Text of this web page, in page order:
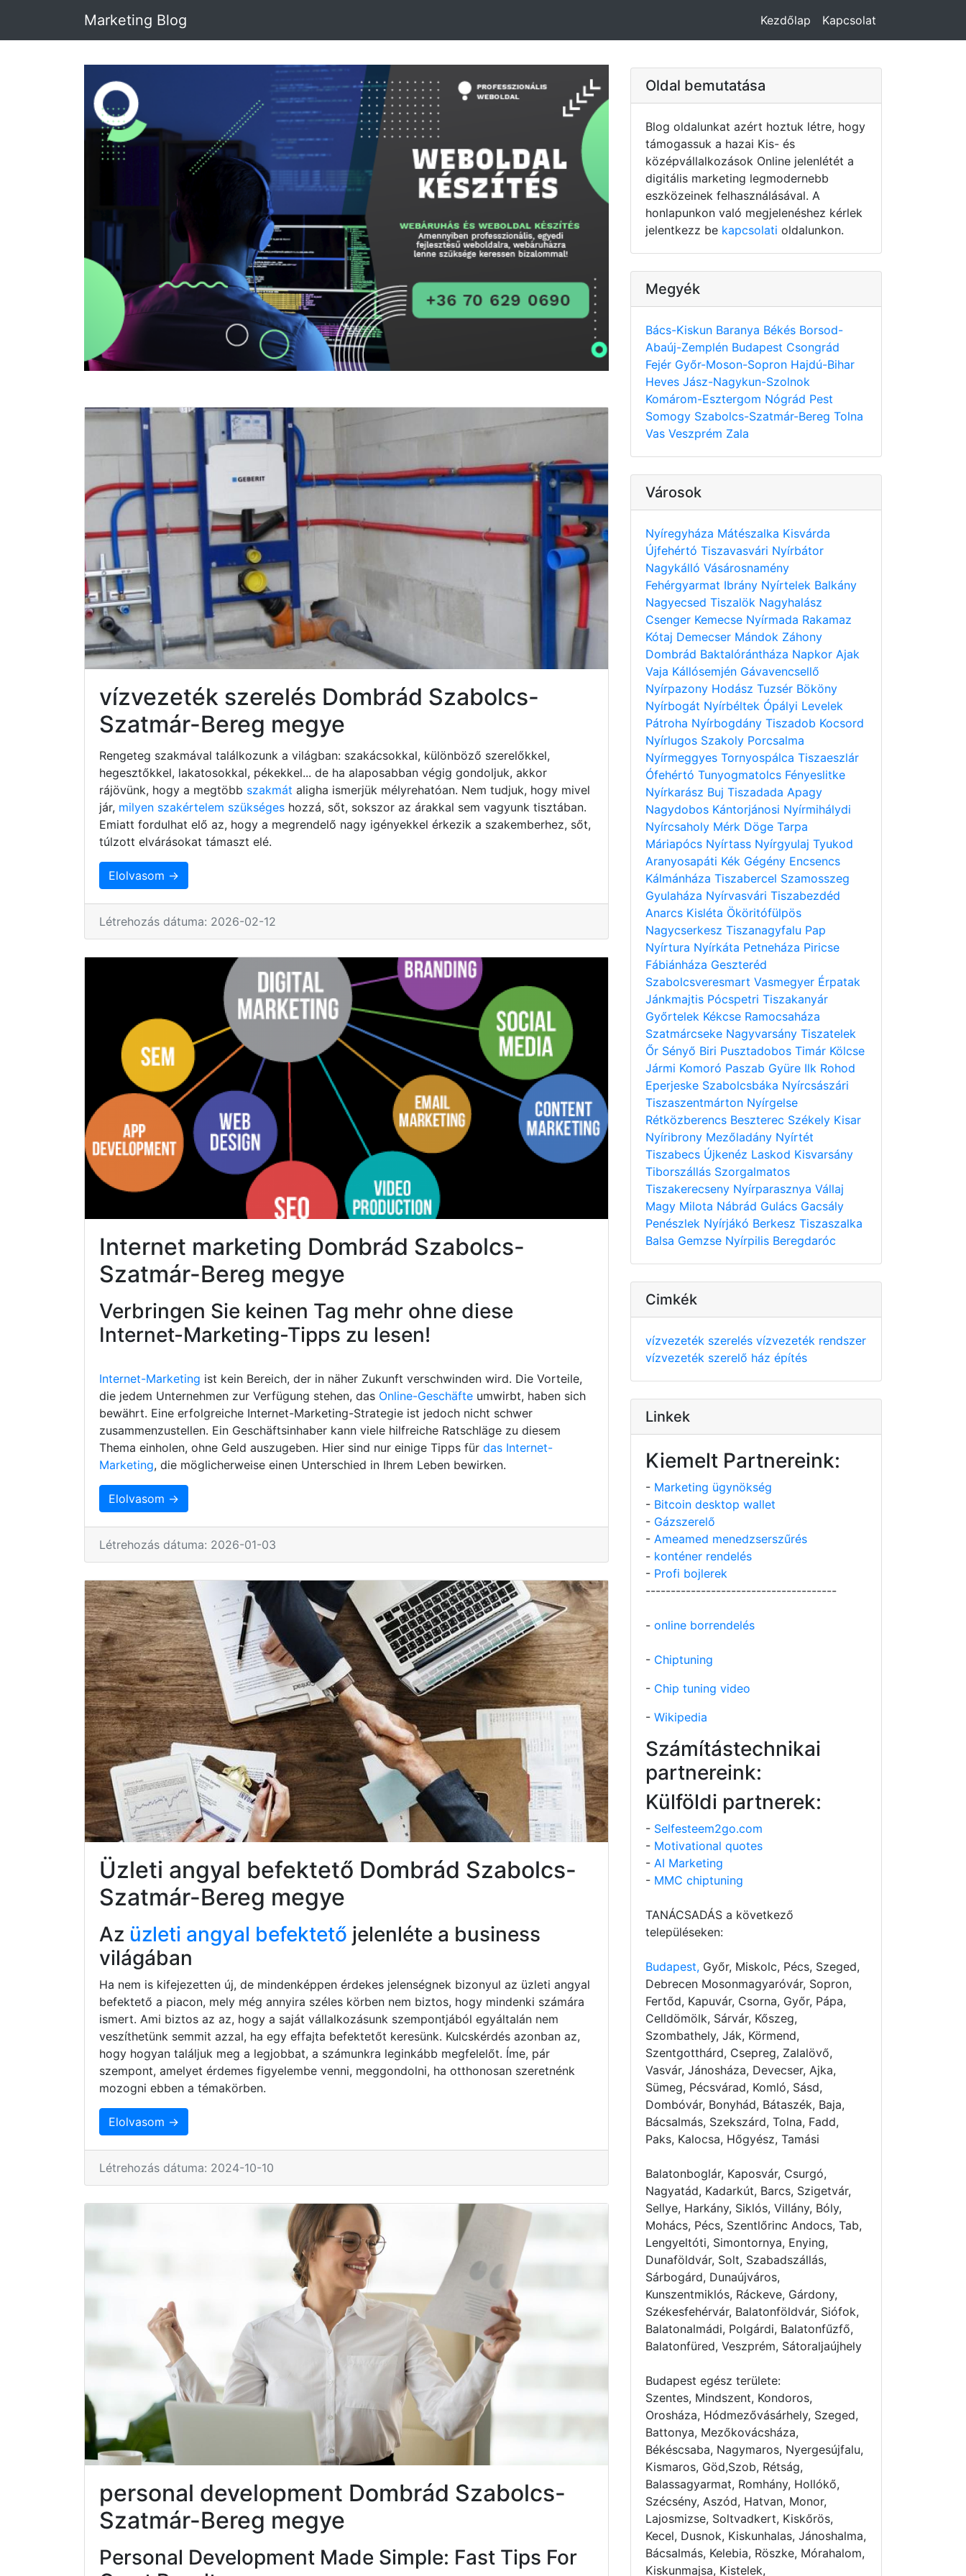
Marketing Blog Kezdőlap Kapcsolat
vízvezeték szerelés Dombrád Szabolcs-
Szatmár-Bereg megye
Rengeteg szakmával találkozunk a világban: szakácsokkal, különböző szerelőkkel,
hegesztőkkel, lakatosokkal, pékekkel... de ha alaposabban végig gondoljuk, akkor
rájövünk, hogy a megtöbb szakmát aligha ismerjük mélyrehatóan. Nem tudjuk, hogy mivel
jár, milyen szakértelem szükséges hozzá, sőt, sokszor az árakkal sem vagyunk tisztában.
Emiatt fordulhat elő az, hogy a megrendelő nagy igényekkel érkezik a szakemberhez, sőt,
túlzott elvárásokat támaszt elé.
Elolvasom →
Létrehozás dátuma: 2026-02-12
Internet marketing Dombrád Szabolcs-
Szatmár-Bereg megye
Verbringen Sie keinen Tag mehr ohne diese
Internet-Marketing-Tipps zu lesen!
Internet-Marketing ist kein Bereich, der in näher Zukunft verschwinden wird. Die Vorteile,
die jedem Unternehmen zur Verfügung stehen, das Online-Geschäfte umwirbt, haben sich
bewährt. Eine erfolgreiche Internet-Marketing-Strategie ist jedoch nicht schwer
zusammenzustellen. Ein Geschäftsinhaber kann viele hilfreiche Ratschläge zu diesem
Thema einholen, ohne Geld auszugeben. Hier sind nur einige Tipps für das Internet-
Marketing, die möglicherweise einen Unterschied in Ihrem Leben bewirken.
Elolvasom →
Létrehozás dátuma: 2026-01-03
Üzleti angyal befektető Dombrád Szabolcs-
Szatmár-Bereg megye
Az üzleti angyal befektető jelenléte a business
világában
Ha nem is kifejezetten új, de mindenképpen érdekes jelenségnek bizonyul az üzleti angyal
befektető a piacon, mely még annyira széles körben nem biztos, hogy mindenki számára
ismert. Ami biztos az az, hogy a saját vállalkozásunk szempontjából egyáltalán nem
veszíthetünk semmit azzal, ha egy effajta befektetőt keresünk. Kulcskérdés azonban az,
hogy hogyan találjuk meg a legjobbat, a számunkra leginkább megfelelőt. Íme, pár
szempont, amelyet érdemes figyelembe venni, meggondolni, ha otthonosan szeretnénk
mozogni ebben a témakörben.
Elolvasom →
Létrehozás dátuma: 2024-10-10
personal development Dombrád Szabolcs-
Szatmár-Bereg megye
Personal Development Made Simple: Fast Tips For
Oldal bemutatása
Blog oldalunkat azért hoztuk létre, hogy
támogassuk a hazai Kis- és
középvállalkozások Online jelenlétét a
digitális marketing legmodernebb
eszközeinek felhasználásával. A
honlapunkon való megjelenéshez kérlek
jelentkezz be kapcsolati oldalunkon.
Megyék
Bács-Kiskun Baranya Békés Borsod-
Abaúj-Zemplén Budapest Csongrád
Fejér Győr-Moson-Sopron Hajdú-Bihar
Heves Jász-Nagykun-Szolnok
Komárom-Esztergom Nógrád Pest
Somogy Szabolcs-Szatmár-Bereg Tolna
Vas Veszprém Zala
Városok
Nyíregyháza Mátészalka Kisvárda
Újfehértó Tiszavasvári Nyírbátor
Nagykálló Vásárosnamény
Fehérgyarmat Ibrány Nyírtelek Balkány
Nagyecsed Tiszalök Nagyhalász
Csenger Kemecse Nyírmada Rakamaz
Kótaj Demecser Mándok Záhony
Dombrád Baktalórántháza Napkor Ajak
Vaja Kállósemjén Gávavencsellő
Nyírpazony Hodász Tuzsér Bököny
Nyírbogát Nyírbéltek Ópályi Levelek
Pátroha Nyírbogdány Tiszadob Kocsord
Nyírlugos Szakoly Porcsalma
Nyírmeggyes Tornyospálca Tiszaeszlár
Ófehértó Tunyogmatolcs Fényeslitke
Nyírkarász Buj Tiszadada Apagy
Nagydobos Kántorjánosi Nyírmihálydi
Nyírcsaholy Mérk Döge Tarpa
Máriapócs Nyírtass Nyírgyulaj Tyukod
Aranyosapáti Kék Gégény Encsencs
Kálmánháza Tiszabercel Szamosszeg
Gyulaháza Nyírvasvári Tiszabezdéd
Anarcs Kisléta Ököritófülpös
Nagycserkesz Tiszanagyfalu Pap
Nyírtura Nyírkáta Petneháza Piricse
Fábiánháza Geszteréd
Szabolcsveresmart Vasmegyer Érpatak
Jánkmajtis Pócspetri Tiszakanyár
Győrtelek Kékcse Ramocsaháza
Szatmárcseke Nagyvarsány Tiszatelek
Őr Sényő Biri Pusztadobos Timár Kölcse
Jármi Komoró Paszab Gyüre Ilk Rohod
Eperjeske Szabolcsbáka Nyírcsászári
Tiszaszentmárton Nyírgelse
Rétközberencs Beszterec Székely Kisar
Nyíribrony Mezőladány Nyírtét
Tiszabecs Újkenéz Laskod Kisvarsány
Tiborszállás Szorgalmatos
Tiszakerecseny Nyírparasznya Vállaj
Magy Milota Nábrád Gulács Gacsály
Penészlek Nyírjákó Berkesz Tiszaszalka
Balsa Gemzse Nyírpilis Beregdaróc
Cimkék
vízvezeték szerelés vízvezeték rendszer
vízvezeték szerelő ház építés
Linkek
Kiemelt Partnereink:
- Marketing ügynökség
- Bitcoin desktop wallet
- Gázszerelő
- Ameamed menedzserszűrés
- konténer rendelés
- Profi bojlerek
--------------------------------------
- online borrendelés
- Chiptuning
- Chip tuning video
- Wikipedia
Számítástechnikai
partnereink:
Külföldi partnerek:
- Selfesteem2go.com
- Motivational quotes
- AI Marketing
- MMC chiptuning
TANÁCSADÁS a következő
településeken:
Budapest, Győr, Miskolc, Pécs, Szeged,
Debrecen Mosonmagyaróvár, Sopron,
Fertőd, Kapuvár, Csorna, Győr, Pápa,
Celldömölk, Sárvár, Kőszeg,
Szombathely, Ják, Körmend,
Szentgotthárd, Csepreg, Zalalövő,
Vasvár, Jánosháza, Devecser, Ajka,
Sümeg, Pécsvárad, Komló, Sásd,
Dombóvár, Bonyhád, Bátaszék, Baja,
Bácsalmás, Szekszárd, Tolna, Fadd,
Paks, Kalocsa, Hőgyész, Tamási
Balatonboglár, Kaposvár, Csurgó,
Nagyatád, Kadarkút, Barcs, Szigetvár,
Sellye, Harkány, Siklós, Villány, Bóly,
Mohács, Pécs, Szentlőrinc Andocs, Tab,
Lengyeltóti, Simontornya, Enying,
Dunaföldvár, Solt, Szabadszállás,
Sárbogárd, Dunaújváros,
Kunszentmiklós, Ráckeve, Gárdony,
Székesfehérvár, Balatonföldvár, Siófok,
Balatonalmádi, Polgárdi, Balatonfűzfő,
Balatonfüred, Veszprém, Sátoraljaújhely
Budapest egész területe:
Szentes, Mindszent, Kondoros,
Orosháza, Hódmezővásárhely, Szeged,
Battonya, Mezőkovácsháza,
Békéscsaba, Nagymaros, Nyergesújfalu,
Kismaros, Göd,Szob, Rétság,
Balassagyarmat, Romhány, Hollókő,
Szécsény, Aszód, Hatvan, Monor,
Lajosmizse, Soltvadkert, Kiskőrös,
Kecel, Dusnok, Kiskunhalas, Jánoshalma,
Bácsalmás, Kelebia, Röszke, Mórahalom,
Kiskunmajsa, Kistelek,